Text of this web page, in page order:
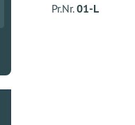
Pr.Nr.01-L